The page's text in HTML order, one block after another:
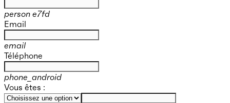
person e7fd
Email
email
Téléphone
phone_android
Vous êtes :